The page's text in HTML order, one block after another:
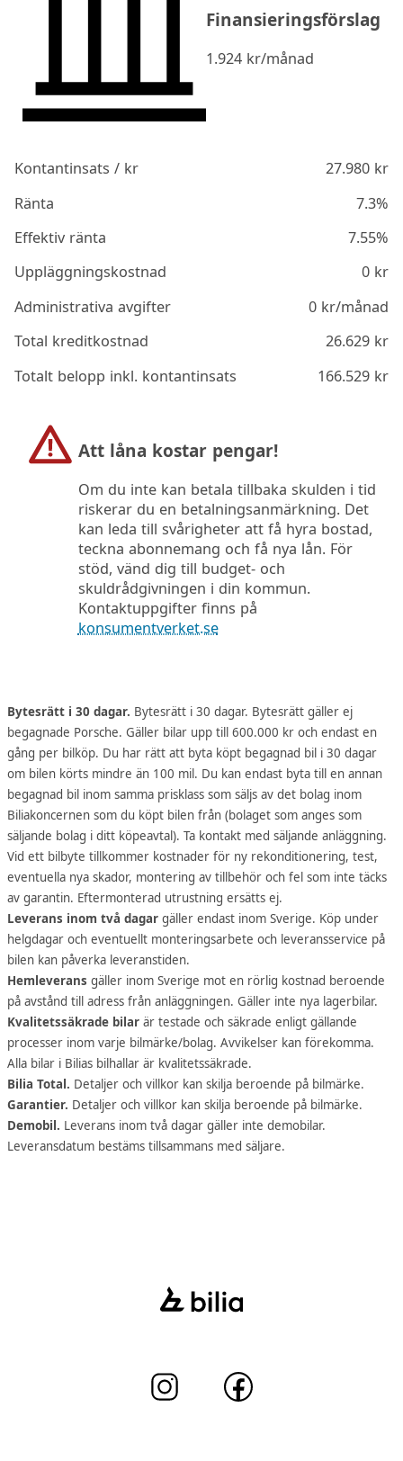
Finansieringsförslag
1.924 kr/månad
Kontantinsats / kr 27.980kr
Ränta
7.3%
Effektiv ränta
7.55%
Uppläggningskostnad
0kr
Administrativa avgifter
0kr/månad
Total kreditkostnad
26.629kr
Totalt belopp inkl. kontantinsats
166.529kr
Att låna kostar pengar!
Om du inte kan betala tillbaka skulden i tid
riskerar du en betalningsanmärkning. Det
kan leda till svårigheter att få hyra bostad,
teckna abonnemang och få nya lån. För
stöd, vänd dig till budget- och
skuldrådgivningen i din kommun.
Kontaktuppgifter finns på
konsumentverket.se
Bytesrätt i 30 dagar. Bytesrätt i 30 dagar. Bytesrätt gäller ej
begagnade Porsche. Gäller bilar upp till 600.000 kr och endast en
gång per bilköp. Du har rätt att byta köpt begagnad bil i 30 dagar
om bilen körts mindre än 100 mil. Du kan endast byta till en annan
begagnad bil inom samma prisklass som säljs av det bolag inom
Biliakoncernen som du köpt bilen från (bolaget som anges som
säljande bolag i ditt köpeavtal). Ta kontakt med säljande anläggning.
Vid ett bilbyte tillkommer kostnader för ny rekonditionering, test,
eventuella nya skador, montering av tillbehör och fel som inte täcks
av garantin. Eftermonterad utrustning ersätts ej.
Leverans inom två dagar gäller endast inom Sverige. Köp under
helgdagar och eventuellt monteringsarbete och leveransservice på
bilen kan påverka leveranstiden.
Hemleverans gäller inom Sverige mot en rörlig kostnad beroende
på avstånd till adress från anläggningen. Gäller inte nya lagerbilar.
Kvalitetssäkrade bilar är testade och säkrade enligt gällande
processer inom varje bilmärke/bolag. Avvikelser kan förekomma.
Alla bilar i Bilias bilhallar är kvalitetssäkrade.
Bilia Total. Detaljer och villkor kan skilja beroende på bilmärke.
Garantier. Detaljer och villkor kan skilja beroende på bilmärke.
Demobil. Leverans inom två dagar gäller inte demobilar.
Leveransdatum bestäms tillsammans med säljare.